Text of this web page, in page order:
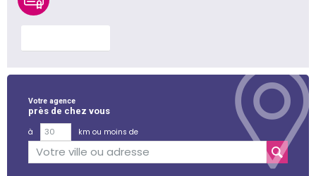
Votre agence
près de chez vous
à
km ou moins de